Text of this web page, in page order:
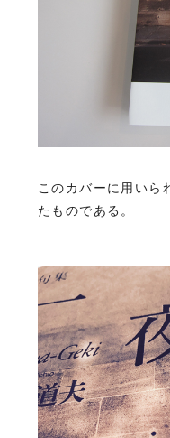
このカバーに用いら
たものである。